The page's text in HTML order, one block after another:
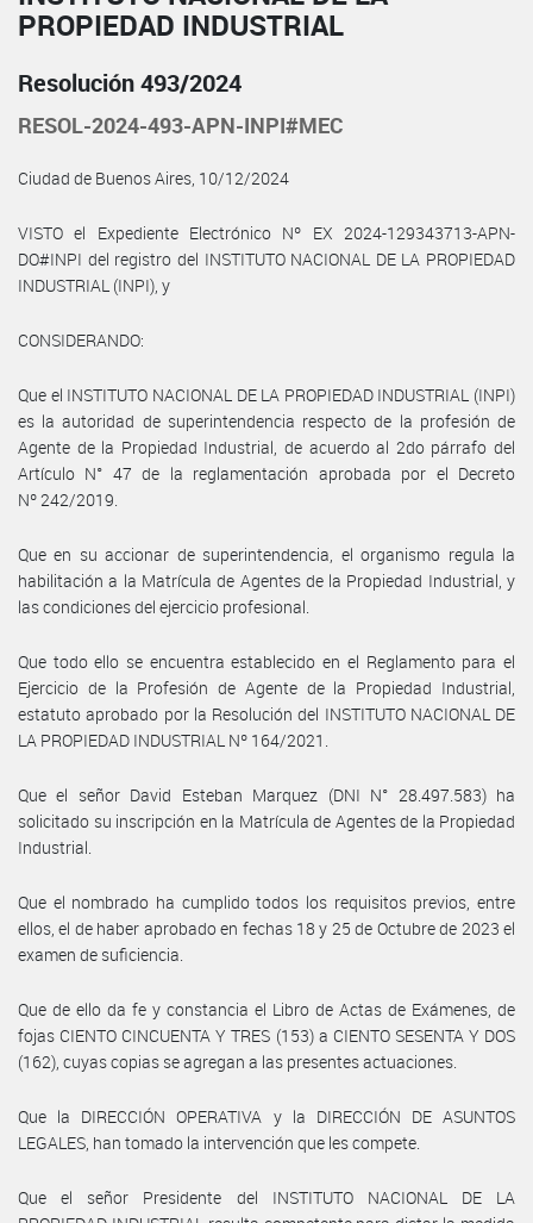
PROPIEDAD INDUSTRIAL
Resolución 493/2024
RESOL-2024-493-APN-INPI#MEC
Ciudad de Buenos Aires, 10/12/2024
VISTO el Expediente Electrónico Nº EX 2024-129343713-APN-
DO#INPI del registro del INSTITUTO NACIONAL DE LA PROPIEDAD
INDUSTRIAL (INPI), y
CONSIDERANDO:
Que el INSTITUTO NACIONAL DE LA PROPIEDAD INDUSTRIAL (INPI)
es la autoridad de superintendencia respecto de la profesión de
Agente de la Propiedad Industrial, de acuerdo al 2do párrafo del
Artículo N° 47 de la reglamentación aprobada por el Decreto
Nº 242/2019.
Que en su accionar de superintendencia, el organismo regula la
habilitación a la Matrícula de Agentes de la Propiedad Industrial, y
las condiciones del ejercicio profesional.
Que todo ello se encuentra establecido en el Reglamento para el
Ejercicio de la Profesión de Agente de la Propiedad Industrial,
estatuto aprobado por la Resolución del INSTITUTO NACIONAL DE
LA PROPIEDAD INDUSTRIAL Nº 164/2021.
Que el señor David Esteban Marquez (DNI N° 28.497.583) ha
solicitado su inscripción en la Matrícula de Agentes de la Propiedad
Industrial.
Que el nombrado ha cumplido todos los requisitos previos, entre
ellos, el de haber aprobado en fechas 18 y 25 de Octubre de 2023 el
examen de suficiencia.
Que de ello da fe y constancia el Libro de Actas de Exámenes, de
fojas CIENTO CINCUENTA Y TRES (153) a CIENTO SESENTA Y DOS
(162), cuyas copias se agregan a las presentes actuaciones.
Que la DIRECCIÓN OPERATIVA y la DIRECCIÓN DE ASUNTOS
LEGALES, han tomado la intervención que les compete.
Que el señor Presidente del INSTITUTO NACIONAL DE LA